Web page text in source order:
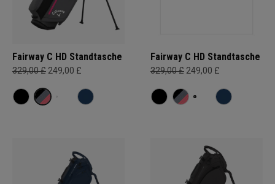
Fairway C HD Standtasche
329,00 £ 249,00 £
Fairway C HD Standtasche
329,00 £ 249,00 £